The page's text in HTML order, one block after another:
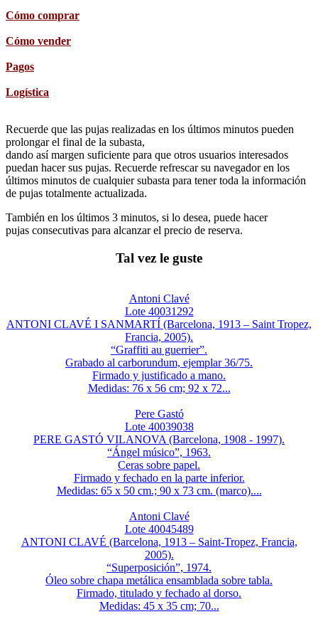
Cómo comprar
Cómo vender
Pagos
Logística
Recuerde que las pujas realizadas en los últimos minutos pueden
prolongar el final de la subasta,
dando así margen suficiente para que otros usuarios interesados
puedan hacer sus pujas. Recuerde refrescar su navegador en los
últimos minutos de cualquier subasta para tener toda la información
de pujas totalmente actualizada.
También en los últimos 3 minutos, si lo desea, puede hacer
pujas consecutivas para alcanzar el precio de reserva.
Tal vez le guste
Antoni Clavé
Lote 40031292
ANTONI CLAVÉ I SANMARTÍ (Barcelona, 1913 – Saint Tropez,
Francia, 2005).
“Graffiti au guerrier”.
Grabado al carborundum, ejemplar 36/75.
Firmado y justificado a mano.
Medidas: 76 x 56 cm; 92 x 72...
Pere Gastó
Lote 40039038
PERE GASTÓ VILANOVA (Barcelona, 1908 - 1997).
“Ángel músico”, 1963.
Ceras sobre papel.
Firmado y fechado en la parte inferior.
Medidas: 65 x 50 cm.; 90 x 73 cm. (marco)....
Antoni Clavé
Lote 40045489
ANTONI CLAVÉ (Barcelona, 1913 – Saint-Tropez, Francia,
2005).
“Superposición”, 1974.
Óleo sobre chapa metálica ensamblada sobre tabla.
Firmado, titulado y fechado al dorso.
Medidas: 45 x 35 cm; 70...